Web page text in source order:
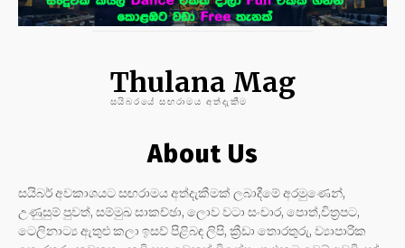
Thulana Mag
සයිබරයේ සඟරාමය අත්දැකීම
About Us
සයිබර් අවකාශයට සඟරාමය අත්දැකීමක් ලබාදීමේ අරමුණෙන්,
උණුසුම් පුවත්, සම්මුඛ සාකච්ඡා, ලොව වටා සංචාර, පොත්,චිත්‍රපට,
ටෙලිනාට්‍ය ඇතුළු කලා ඉසව් පිළිබඳ ලිපි, ක්‍රීඩා තොරතුරු, ව්‍යාපාරික